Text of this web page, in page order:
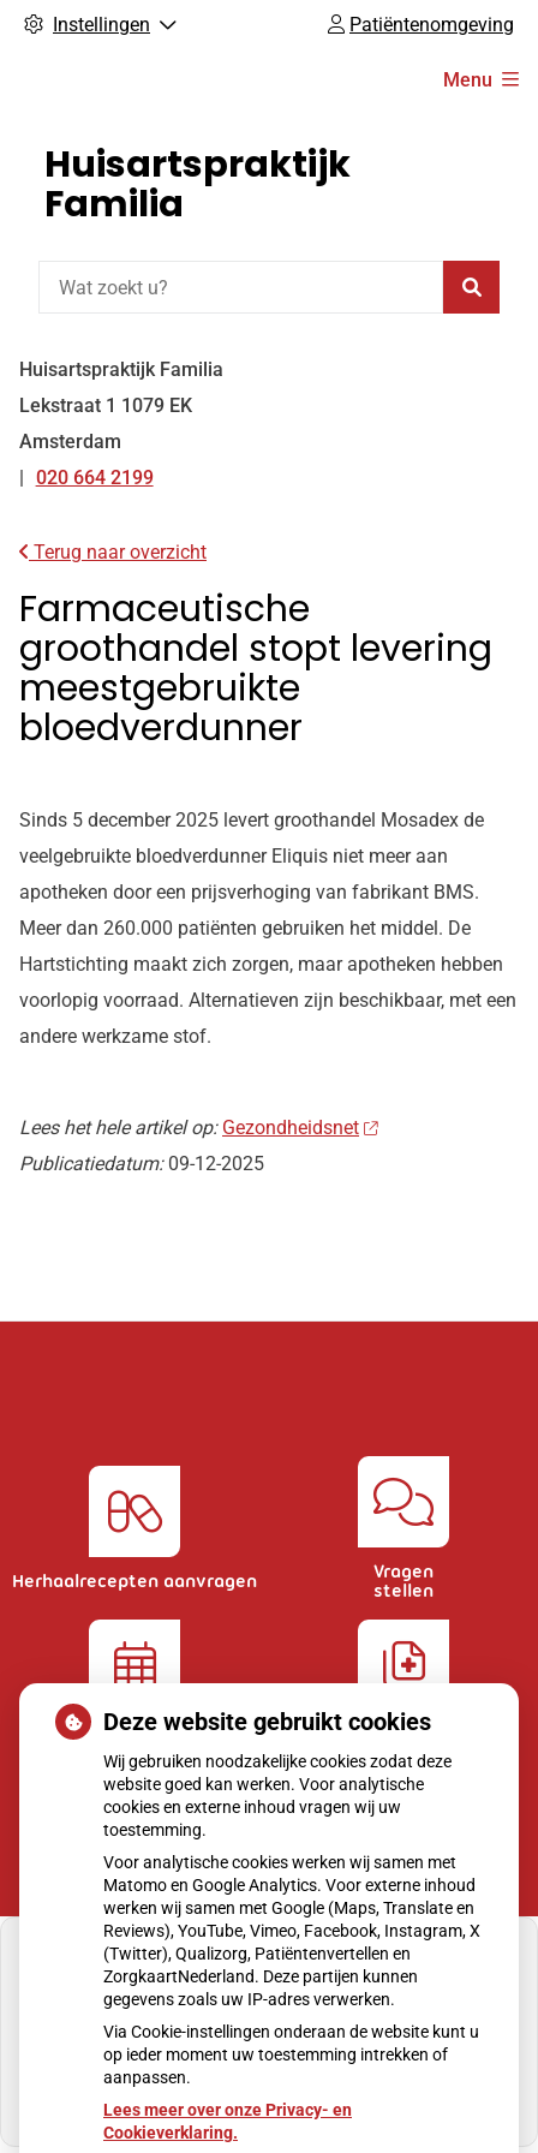
Instellingen Patiëntenomgeving
Menu
Huisartspraktijk
Familia
Huisartspraktijk Familia
Lekstraat 1 1079 EK
Amsterdam
Tel:
020 664 2199
Terug naar overzicht
Farmaceutische
groothandel stopt levering
meestgebruikte
bloedverdunner
Sinds 5 december 2025 levert groothandel Mosadex de
veelgebruikte bloedverdunner Eliquis niet meer aan
apotheken door een prijsverhoging van fabrikant BMS.
Meer dan 260.000 patiënten gebruiken het middel. De
Hartstichting maakt zich zorgen, maar apotheken hebben
voorlopig voorraad. Alternatieven zijn beschikbaar, met een
andere werkzame stof.
Lees het hele artikel op: Gezondheidsnet
Publicatiedatum: 09-12-2025
Herhaalrecepten aanvragen
Vragen
stellen
Afspraken
maken
Dossier
bekijken
U heeft geen toestemming gegeven voor
externe inhoud die nodig is om dit te zien.
Cookie-instellingen wijzigen
Deze website gebruikt cookies
Wij gebruiken noodzakelijke cookies zodat deze
website goed kan werken. Voor analytische
cookies en externe inhoud vragen wij uw
toestemming.
Voor analytische cookies werken wij samen met
Matomo en Google Analytics. Voor externe inhoud
werken wij samen met Google (Maps, Translate en
Reviews), YouTube, Vimeo, Facebook, Instagram, X
(Twitter), Qualizorg, Patiëntenvertellen en
ZorgkaartNederland. Deze partijen kunnen
gegevens zoals uw IP-adres verwerken.
Via Cookie-instellingen onderaan de website kunt u
op ieder moment uw toestemming intrekken of
aanpassen.
Lees meer over onze Privacy- en
Cookieverklaring.